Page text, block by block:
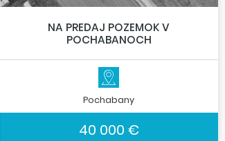
NA PREDAJ POZEMOK V
POCHABANOCH
Pochabany
40 000 €